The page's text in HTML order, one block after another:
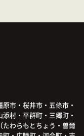
市・桜井市・五條市・
村・平群町・三郷町・
たわらもとちょう・曽爾